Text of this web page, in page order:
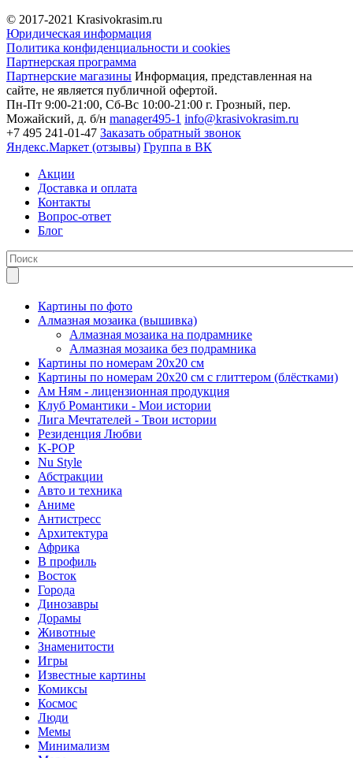
© 2017-2021 Krasivokrasim.ru
Юридическая информация
Политика конфиденциальности и cookies
Партнерская программа
Партнерские магазины Информация, представленная на
сайте, не является публичной офертой.
Пн-Пт 9:00-21:00, Сб-Вс 10:00-21:00 г. Грозный, пер.
Можайский, д. б/н manager495-1 info@krasivokrasim.ru
+7 495 241-01-47 Заказать обратный звонок
Яндекс.Маркет (отзывы) Группа в ВК
Акции
Доставка и оплата
Контакты
Вопрос-ответ
Блог
Картины по фото
Алмазная мозаика (вышивка)
Алмазная мозаика на подрамнике
Алмазная мозаика без подрамника
Картины по номерам 20х20 см
Картины по номерам 20х20 см с глиттером (блёстками)
Ам Ням - лицензионная продукция
Клуб Романтики - Мои истории
Лига Мечтателей - Твои истории
Резиденция Любви
K-POP
Nu Style
Абстракции
Авто и техника
Аниме
Антистресс
Архитектура
Африка
В профиль
Восток
Города
Динозавры
Дорамы
Животные
Знаменитости
Игры
Известные картины
Комиксы
Космос
Люди
Мемы
Минимализм